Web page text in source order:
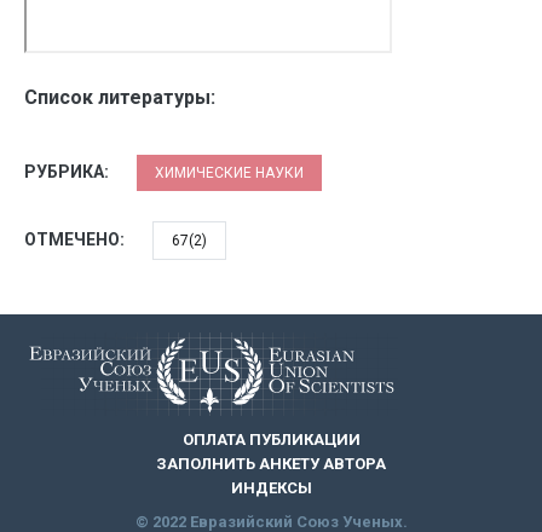
Список литературы:
РУБРИКА: ХИМИЧЕСКИЕ НАУКИ
ОТМЕЧЕНО: 67(2)
ОПЛАТА ПУБЛИКАЦИИ
ЗАПОЛНИТЬ АНКЕТУ АВТОРА
ИНДЕКСЫ
© 2022 Евразийский Союз Ученых.